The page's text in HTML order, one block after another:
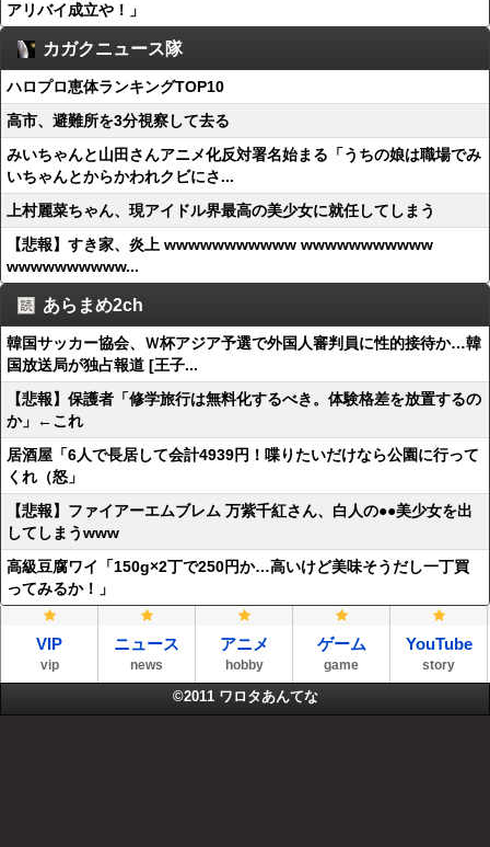
アリバイ成立や！」
カガクニュース隊
ハロプロ恵体ランキングTOP10
高市、避難所を3分視察して去る
みいちゃんと山田さんアニメ化反対署名始まる「うちの娘は職場でみ
いちゃんとからかわれクビにさ...
上村麗菜ちゃん、現アイドル界最高の美少女に就任してしまう
【悲報】すき家、炎上 wwwwwwwwwww wwwwwwwwwww
wwwwwwwwww...
あらまめ2ch
韓国サッカー協会、Ｗ杯アジア予選で外国人審判員に性的接待か…韓
国放送局が独占報道 [王子...
【悲報】保護者「修学旅行は無料化するべき。体験格差を放置するの
か」←これ
居酒屋「6人で長居して会計4939円！喋りたいだけなら公園に行って
くれ（怒」
【悲報】ファイアーエムブレム 万紫千紅さん、白人の●●美少女を出
してしまうwww
高級豆腐ワイ「150g×2丁で250円か…高いけど美味そうだし一丁買
ってみるか！」
VIP
vip
ニュース
news
アニメ
hobby
ゲーム
game
YouTube
story
©2011 ワロタあんてな